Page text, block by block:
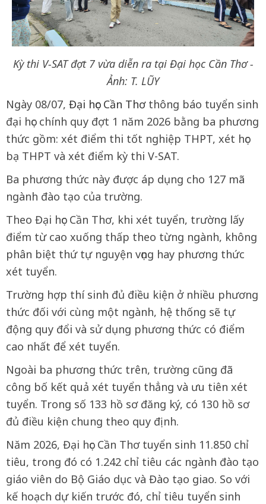
Kỳ thi V-SAT đợt 7 vừa diễn ra tại Đại học Cần Thơ -
Ảnh: T. LŨY
Ngày 08/07, Đại học Cần Thơthông báo tuyển sinh
đại học chính quy đợt 1 năm 2026 bằng ba phương
thức gồm: xét điểm thi tốt nghiệp THPT, xét học
bạ THPT và xét điểm kỳ thi V-SAT.
Ba phương thức này được áp dụng cho 127 mã
ngành đào tạo của trường.
Theo Đại học Cần Thơ, khi xét tuyển, trường lấy
điểm từ cao xuống thấp theo từng ngành, không
phân biệt thứ tự nguyện vọng hay phương thức
xét tuyển.
Trường hợp thí sinh đủ điều kiện ở nhiều phương
thức đối với cùng một ngành, hệ thống sẽ tự
động quy đổi và sử dụng phương thức có điểm
cao nhất để xét tuyển.
Ngoài ba phương thức trên, trường cũng đã
công bố kết quả xét tuyển thẳng và ưu tiên xét
tuyển. Trong số 133 hồ sơ đăng ký, có 130 hồ sơ
đủ điều kiện chung theo quy định.
Năm 2026, Đại học Cần Thơ tuyển sinh 11.850 chỉ
tiêu, trong đó có 1.242 chỉ tiêu các ngành đào tạo
giáo viên do Bộ Giáo dục và Đào tạo giao. So với
kế hoạch dự kiến trước đó, chỉ tiêu tuyển sinh